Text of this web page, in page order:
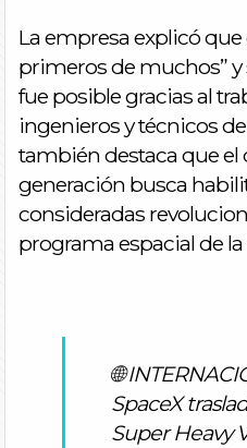
La empresa explicó que
primeros de muchos” y
fue posible gracias al
ingenieros y técnicos de
también destaca que el
generación busca
consideradas
programa espacial de
🌐
SpaceX
Super Heavy